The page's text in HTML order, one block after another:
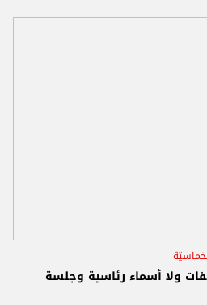
ولا أسماء رئاسية وجلسة